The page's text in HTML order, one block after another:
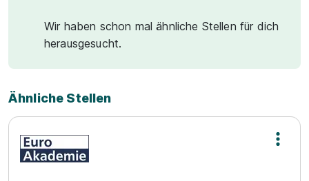
Wir haben schon mal ähnliche Stellen für dich
herausgesucht.
Ähnliche Stellen